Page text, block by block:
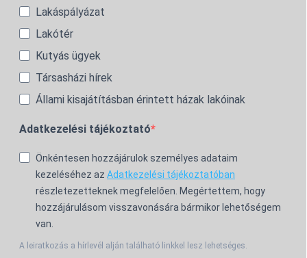
Lakáspályázat
Lakótér
Kutyás ügyek
Társasházi hírek
Állami kisajátításban érintett házak lakóinak
Adatkezelési tájékoztató
Önkéntesen hozzájárulok személyes adataim
kezeléséhez az Adatkezelési tájékoztatóban
részletezetteknek megfelelően. Megértettem, hogy
hozzájárulásom visszavonására bármikor lehetőségem
van.
A leiratkozás a hírlevél alján található linkkel lesz lehetséges.